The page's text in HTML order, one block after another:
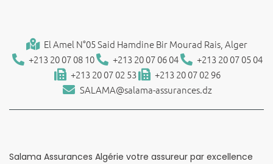
El Amel N°05 Said Hamdine Bir Mourad Rais, Alger
+213 20 07 08 10
+213 20 07 06 04
+213 20 07 05 04
+213 20 07 02 53
+213 20 07 02 96
SALAMA@salama-assurances.dz
Salama Assurances Algérie votre assureur par excellence